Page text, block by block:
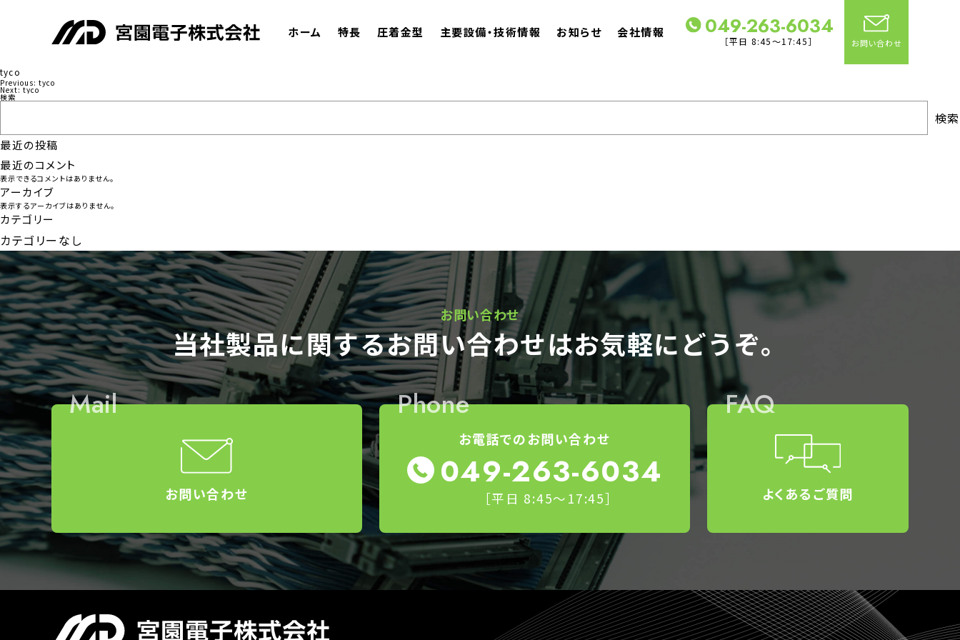
ホーム 特長 圧着金型 主要設備・技術情報 お知らせ 会社情報 049-263-6034
［平日 8:45～17:45］ お問い合わせ
tyco
投
ビ
ゲ
ー
シ
ョ
ン
Previous: tyco
Next: tyco
検索
検索
最近の投稿
最近のコメント
表示できるコメントはありません。
アーカイブ
表示するアーカイブはありません。
カテゴリー
カテゴリーなし
お問い合わせ
当社製品に関するお問い合わせはお気軽にどうぞ。
Mail
お問い合わせ
FAQ
よくあるご質問
Phone
お電話でのお問い合わせ
049-263-6034
［平日 8:45～17:45］